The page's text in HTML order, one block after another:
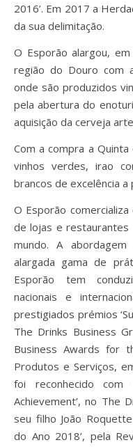
2016’. Em 2017 a
da sua delimitação.
O Esporão alargou,
região do Douro com
onde são produzidos
pela abertura do
aquisição da cerveja
Com a compra a
vinhos verdes, irao
brancos de excelência
O Esporão
de lojas e
mundo. A
alargada gama de
Esporão tem
nacionais e
prestigiados prémios
The Drinks Business
Business Awards for
Produtos e Serviços,
foi reconhecido com
Achievement’, no The
seu filho João
do Ano 2018’, pela